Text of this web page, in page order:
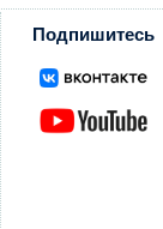
Подпишитесь